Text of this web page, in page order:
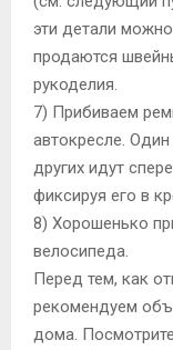
эти детали
продаются
рукоделия.
7) Прибиваем
автокресле.
других идут
фиксируя его в
8) Хорошенько
велосипеда.
Перед тем, как
рекомендуем
дома.